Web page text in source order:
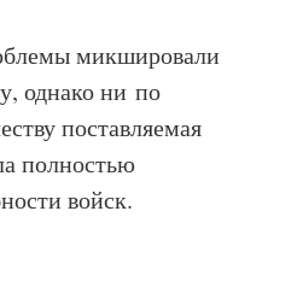
микшировали
однако ни по
поставляемая
полностью
войск.